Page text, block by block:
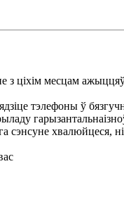
з ціхім месцам
тэлефоны ў
гарызантальна
сэнсуне хвалюйцеся,